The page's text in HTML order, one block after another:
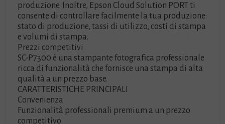
produzione. Inoltre, Epson Cloud Solution PORT ti
consente di controllare facilmente la tua produzione:
stato di produzione, tassi di utilizzo, costi di stampa
e volumi di stampa.
Prezzi competitivi
SC-P7300 è una stampante fotografica professionale
ricca di funzionalità che fornisce una stampa di alta
qualità a un prezzo base.
CARATTERISTICHE PRINCIPALI
Convenienza
Funzionalità professionali premium a un prezzo
competitivo